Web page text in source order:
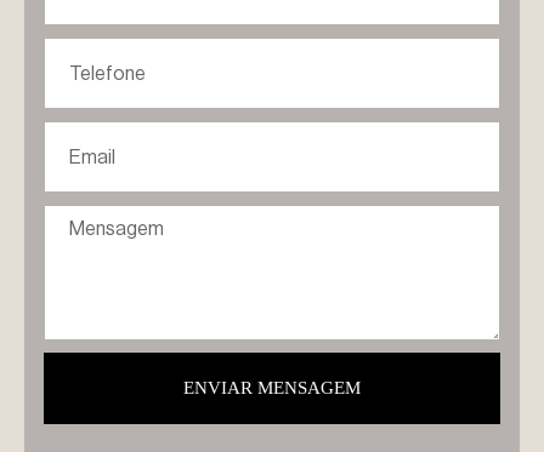
ENVIAR MENSAGEM